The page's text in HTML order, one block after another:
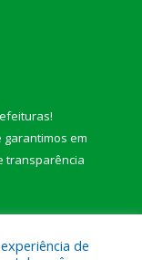
!
garantimos em
transparência
de